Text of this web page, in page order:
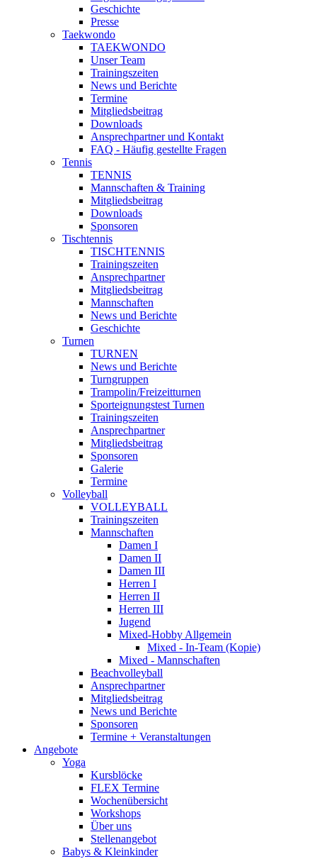
Geschichte
Presse
Taekwondo
TAEKWONDO
Unser Team
Trainingszeiten
News und Berichte
Termine
Mitgliedsbeitrag
Downloads
Ansprechpartner und Kontakt
FAQ - Häufig gestellte Fragen
Tennis
TENNIS
Mannschaften & Training
Mitgliedsbeitrag
Downloads
Sponsoren
Tischtennis
TISCHTENNIS
Trainingszeiten
Ansprechpartner
Mitgliedsbeitrag
Mannschaften
News und Berichte
Geschichte
Turnen
TURNEN
News und Berichte
Turngruppen
Trampolin/Freizeitturnen
Sporteignungstest Turnen
Trainingszeiten
Ansprechpartner
Mitgliedsbeitrag
Sponsoren
Galerie
Termine
Volleyball
VOLLEYBALL
Trainingszeiten
Mannschaften
Damen I
Damen II
Damen III
Herren I
Herren II
Herren III
Jugend
Mixed-Hobby Allgemein
Mixed - In-Team (Kopie)
Mixed - Mannschaften
Beachvolleyball
Ansprechpartner
Mitgliedsbeitrag
News und Berichte
Sponsoren
Termine + Veranstaltungen
Angebote
Yoga
Kursblöcke
FLEX Termine
Wochenübersicht
Workshops
Über uns
Stellenangebot
Babys & Kleinkinder